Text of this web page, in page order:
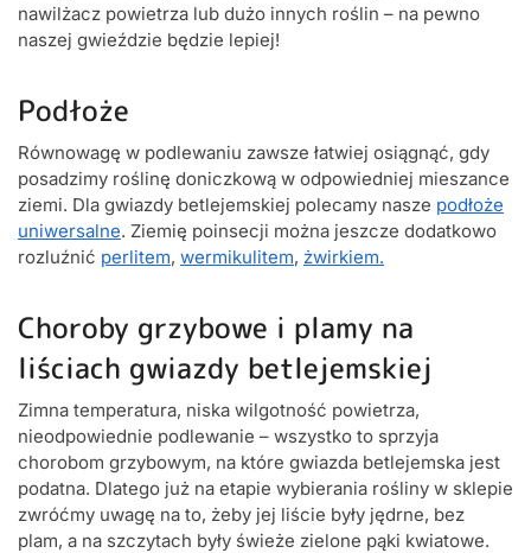
nawilżacz powietrza lub dużo innych roślin – na pewno
naszej gwieździe będzie lepiej!
Podłoże
Równowagę w podlewaniu zawsze łatwiej osiągnąć, gdy
posadzimy roślinę doniczkową w odpowiedniej mieszance
ziemi. Dla gwiazdy betlejemskiej polecamy nasze podłoże
uniwersalne. Ziemię poinsecji można jeszcze dodatkowo
rozluźnić perlitem, wermikulitem, żwirkiem.
Choroby grzybowe i plamy na
liściach gwiazdy betlejemskiej
Zimna temperatura, niska wilgotność powietrza,
nieodpowiednie podlewanie – wszystko to sprzyja
chorobom grzybowym, na które gwiazda betlejemska jest
podatna. Dlatego już na etapie wybierania rośliny w sklepie
zwróćmy uwagę na to, żeby jej liście były jędrne, bez
plam, a na szczytach były świeże zielone pąki kwiatowe.